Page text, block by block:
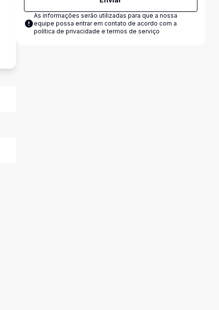
As informações serão utilizadas para que a nossa
equipe possa entrar em contato de acordo com a
política de privacidade e termos de serviço